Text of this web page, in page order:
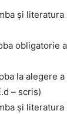
și literatura
obligatorie
la alegere
– scris)
și literatura